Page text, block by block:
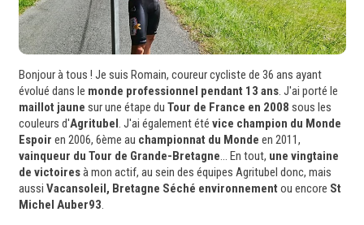
Bonjour à tous ! Je suis Romain, coureur cycliste de 36 ans ayant
évolué dans le monde professionnel pendant 13 ans. J'ai porté le
maillot jaune sur une étape du Tour de France en 2008 sous les
couleurs d'Agritubel. J'ai également été vice champion du Monde
Espoir en 2006, 6ème au championnat du Monde en 2011,
vainqueur du Tour de Grande-Bretagne... En tout, une vingtaine
de victoiresà mon actif, au sein des équipes Agritubel donc, mais
aussi Vacansoleil, Bretagne Séché environnement ou encore St
Michel Auber93.